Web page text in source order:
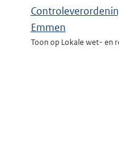
Emmen
Toon op Lokale wet- en